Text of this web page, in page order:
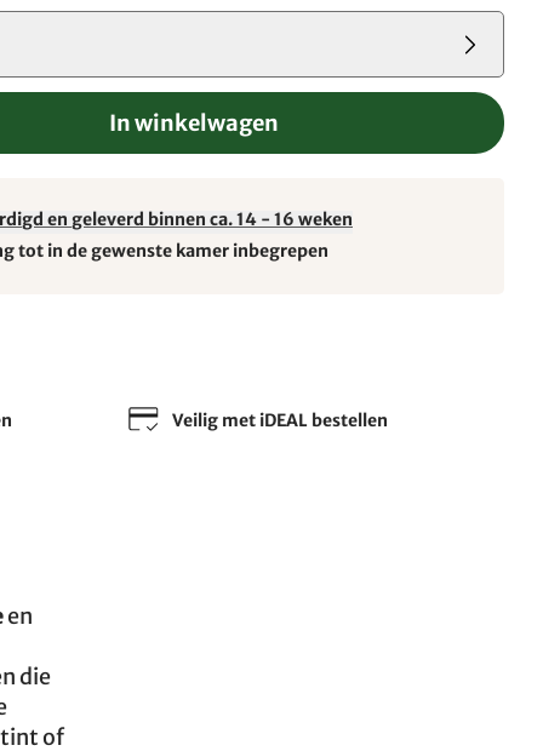
In winkelwagen
en geleverd binnen ca. 14 - 16 weken
tot in de gewenste kamer inbegrepen
Veilig met iDEAL bestellen
en
die
of